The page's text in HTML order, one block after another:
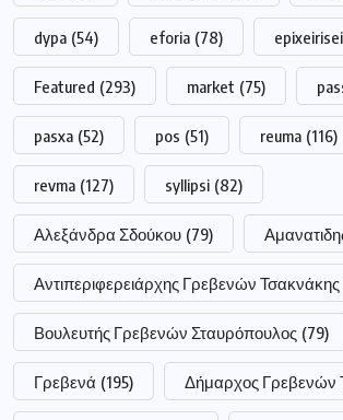
dypa (54) eforia (78)
Featured (293) market (75)
pasxa (52) pos (51) reuma (116)
revma (127) syllipsi (82)
Αλεξάνδρα Σδούκου (79)
Αντιπεριφερειάρχης Γρεβενών Τσακνάκης
Βουλευτής Γρεβενών Σταυρόπουλος (79)
Γρεβενά (195) Δήμαρχος Γρεβενών